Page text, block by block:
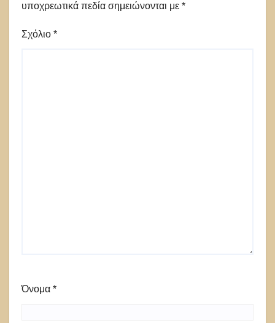
υποχρεωτικά πεδία σημειώνονται με *
Σχόλιο *
Όνομα *